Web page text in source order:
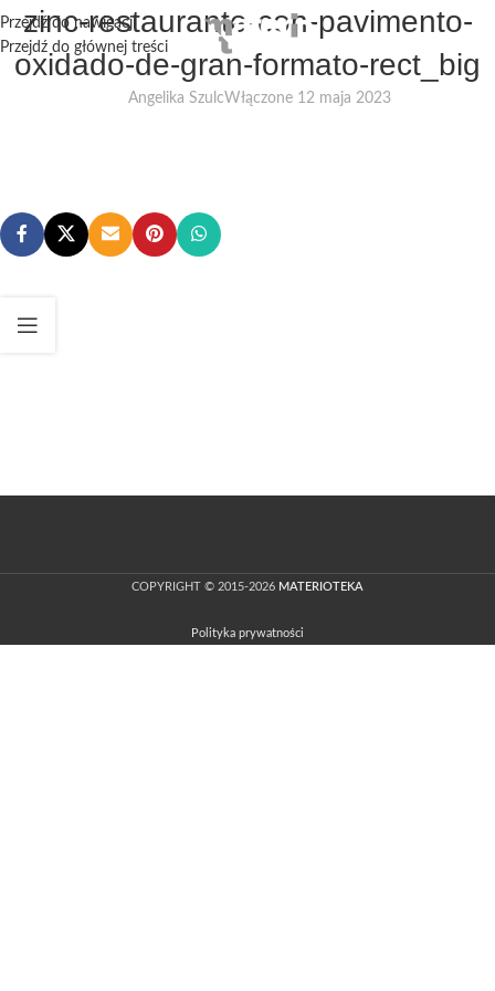
Przejdź do nawigacji
Przejdź do głównej treści
zinc-restaurante-con-pavimento-
oxidado-de-gran-formato-rect_big
Angelika SzulcWłączone 12 maja 2023
COPYRIGHT © 2015-2026 MATERIOTEKA
Polityka prywatności